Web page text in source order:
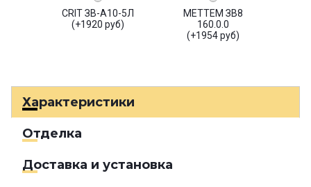
CRIT ЗВ-А10-5Л
(+1920 руб)
МЕТТЕМ ЗВ8
160.0.0
(+1954 руб)
Характеристики
Отделка
Доставка и установка